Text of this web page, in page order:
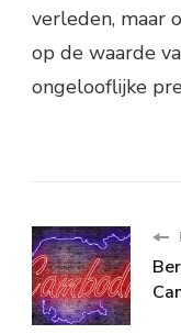
verleden, maar
op de waarde
ongelooflijke